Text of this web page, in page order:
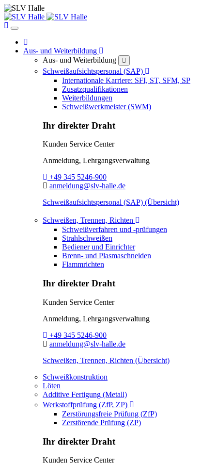
Home
Aus- und Weiterbildung
Aus- und Weiterbildung
Schweißaufsichtspersonal (SAP) Toggle Dropdown
Internationale Karriere: SFI, ST, SFM, SP
Zusatzqualifikationen
Weiterbildungen
Schweißwerkmeister (SWM)
Ihr direkter Draht
Kunden Service Center
Anmeldung, Lehrgangsverwaltung
Telefon:
+49 345 5246-900
E-Mail:
anmeldung@slv-halle.de
Schweißaufsichtspersonal (SAP) (Übersicht)
Schweißen, Trennen, Richten Toggle Dropdown
Schweißverfahren und -prüfungen
Strahlschweißen
Bediener und Einrichter
Brenn- und Plasmaschneiden
Flammrichten
Ihr direkter Draht
Kunden Service Center
Anmeldung, Lehrgangsverwaltung
Telefon:
+49 345 5246-900
E-Mail:
anmeldung@slv-halle.de
Schweißen, Trennen, Richten (Übersicht)
Schweißkonstruktion
Löten
Additive Fertigung (Metall)
Werkstoffprüfung (ZfP, ZP) Toggle Dropdown
Zerstörungsfreie Prüfung (ZfP)
Zerstörende Prüfung (ZP)
Ihr direkter Draht
Kunden Service Center